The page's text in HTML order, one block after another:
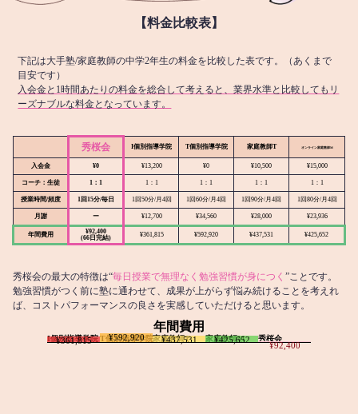
【料金比較表】
下記は大手塾/家庭教師の中学2年生の料金を比較した表です。（あくまで
目安です）
入会金と1時間あたりの料金を総合して考えると、業界水準と比較してもリ
ーズナブルな料金となっています。
秀桜会 I個別指導学院 T個別指導学院 家庭教師T オンライン家庭教師M
入会金 ¥0 ¥13,200 ¥0 ¥10,500 ¥15,000
コーチ：生徒 1：1 1：1 1：1 1：1 1：1
授業時間/頻度 1回15分/毎日 1回50分/月4回 1回60分/月4回 1回90分/月4回 1回80分/月4回
月謝 ー ¥12,700 ¥34,560 ¥28,000 ¥23,936
年間費用
¥92,400
(66日完結)
¥361,815 ¥592,920 ¥437,531 ¥425,652
秀桜会の最大の特徴は“毎日授業で無理なく勉強習慣が身につく ”ことです。
勉強習慣がつく前に塾に通わせて、成果が上がらず悩み続けることを考えれ
ば、コストパフォーマンスの良さを実感していただけると思います。
年間費用
I個別指導学院
¥361,815 T個別指導学院
¥592,920 家庭教師T
¥437,531 家庭教師M
¥425,652 秀桜会
¥92,400